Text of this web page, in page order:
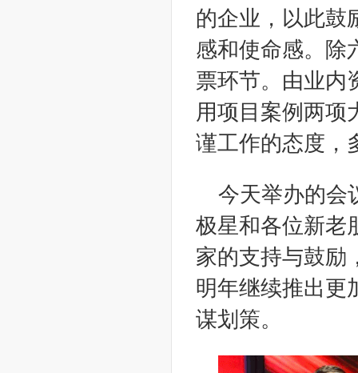
的企业，以此鼓
感和使命感。除
票环节。由业内
用项目案例两项
谨工作的态度，
今天举办的会
极星和各位新老
家的支持与鼓励
明年继续推出更
谋划策。